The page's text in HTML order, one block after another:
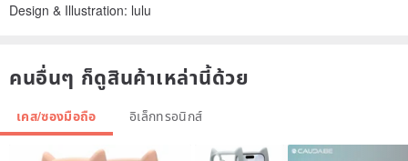
Design & Illustration: lulu
คนอื่นๆ ก็ดูสินค้าเหล่านี้ด้วย
เคส/ซองมือถือ อิเล็กทรอนิกส์